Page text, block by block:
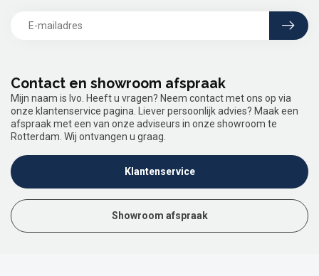
Contact en showroom afspraak
Mijn naam is Ivo. Heeft u vragen? Neem contact met ons op via
onze klantenservice pagina. Liever persoonlijk advies? Maak een
afspraak met een van onze adviseurs in onze showroom te
Rotterdam. Wij ontvangen u graag.
Klantenservice
Showroom afspraak